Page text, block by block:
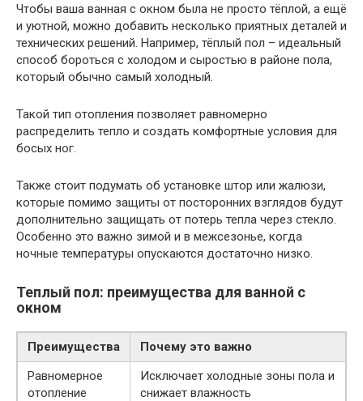
Чтобы ваша ванная с окном была не просто тёплой, а ещё
и уютной, можно добавить несколько приятных деталей и
технических решений. Например, тёплый пол – идеальный
способ бороться с холодом и сыростью в районе пола,
который обычно самый холодный.
Такой тип отопления позволяет равномерно
распределить тепло и создать комфортные условия для
босых ног.
Также стоит подумать об установке штор или жалюзи,
которые помимо защиты от посторонних взглядов будут
дополнительно защищать от потерь тепла через стекло.
Особенно это важно зимой и в межсезонье, когда
ночные температуры опускаются достаточно низко.
Теплый пол: преимущества для ванной с
окном
Преимущества
Почему это важно
Равномерное
отопление
Исключает холодные зоны пола и
снижает влажность